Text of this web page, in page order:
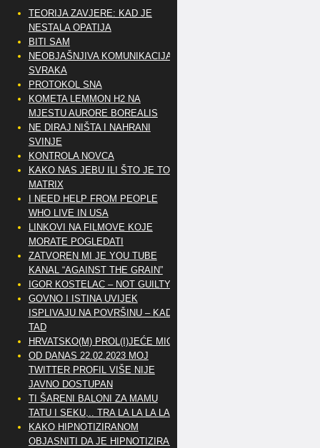
TEORIJA ZAVJERE: KAD JE
NESTALA OPATIJA
BITI SAM
NEOBJAŠNJIVA KOMUNIKACIJA
SVRAKA
PROTOKOL SNA
KOMETA LEMMON H2 NA
MJESTU AURORE BOREALIS
NE DIRAJ NIŠTA I NAHRANI
SVINJE
KONTROLA NOVCA
KAKO NAS JEBU ILI ŠTO JE TO
MATRIX
I NEED HELP FROM PEOPLE
WHO LIVE IN USA
LINKOVI NA FILMOVE KOJE
MORATE POGLEDATI
ZATVOREN MI JE YOU TUBE
KANAL “AGAINST THE GRAIN”
IGOR KOSTELAC – NOT GUILTY
GOVNO I ISTINA UVIJEK
ISPLIVAJU NA POVRŠINU – KAD
TAD
HRVATSKO(M) PROL(I)JEĆE MIG
OD DANAS 22.02.2023 MOJ
TWITTER PROFIL VIŠE NIJE
JAVNO DOSTUPAN
TI ŠARENI BALONI ZA MAMU
TATU I SEKU,.. TRA LA LA LA LA
KAKO HIPNOTIZIRANOM
OBJASNITI DA JE HIPNOTIZIRAN